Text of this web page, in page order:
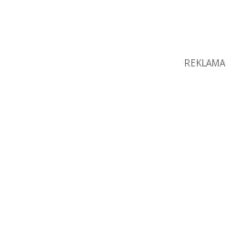
REKLAMA